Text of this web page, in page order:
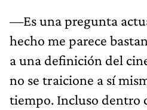
—Es una pregunta
hecho me parece
a una definición del
no se traicione a sí
tiempo. Incluso dentro